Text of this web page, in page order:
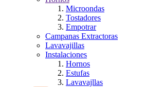
Microondas
Tostadores
Empotrar
Campanas Extractoras
Lavavajillas
Instalaciones
Hornos
Estufas
Lavavajllas